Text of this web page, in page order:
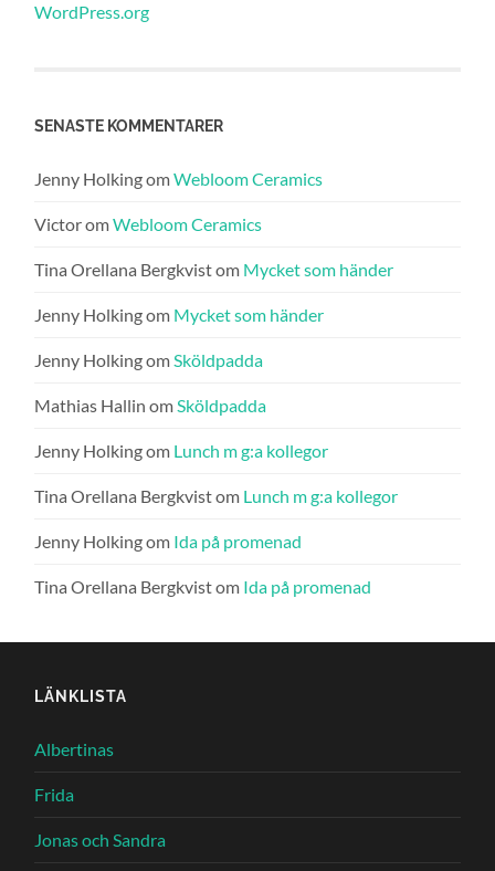
WordPress.org
SENASTE KOMMENTARER
Jenny HolkingomWebloom Ceramics
VictoromWebloom Ceramics
Tina Orellana Bergkvistom Mycket som händer
Jenny Holkingom Mycket som händer
Jenny HolkingomSköldpadda
Mathias Hallin omSköldpadda
Jenny Holkingom Lunch m g:a kollegor
Tina Orellana Bergkvistom Lunch m g:a kollegor
Jenny Holkingom Ida på promenad
Tina Orellana Bergkvistom Ida på promenad
LÄNKLISTA
Albertinas
Frida
Jonas och Sandra